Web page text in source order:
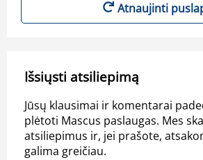
Atnaujinti
Išsiųsti atsiliepimą
Jūsų klausimai ir komentarai
plėtoti Mascus paslaugas. Mes
atsiliepimus ir, jei prašote,
galima greičiau.